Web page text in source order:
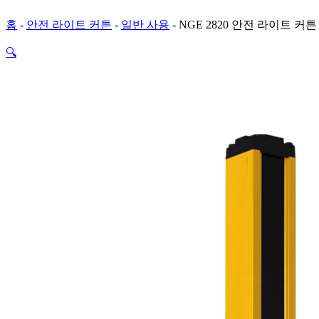
홈 - 안전 라이트 커튼 - 일반 사용 - NGE 2820 안전 라이트 커
🔍